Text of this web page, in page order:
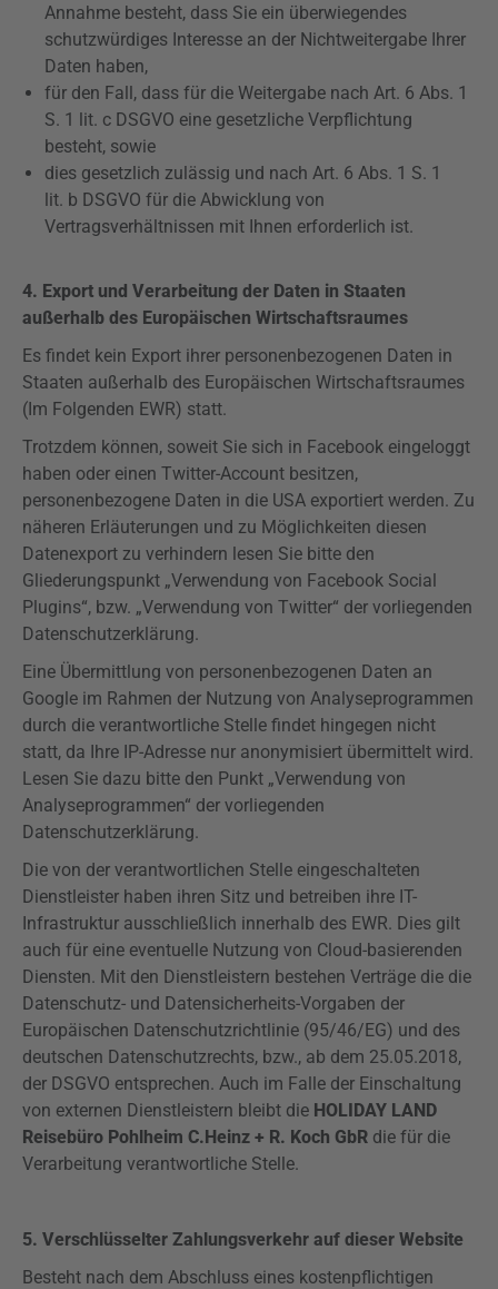
Annahme besteht, dass Sie ein überwiegendes
schutzwürdiges Interesse an der Nichtweitergabe Ihrer
Daten haben,
für den Fall, dass für die Weitergabe nach Art. 6 Abs. 1
S. 1 lit. c DSGVO eine gesetzliche Verpflichtung
besteht, sowie
dies gesetzlich zulässig und nach Art. 6 Abs. 1 S. 1
lit. b DSGVO für die Abwicklung von
Vertragsverhältnissen mit Ihnen erforderlich ist.
4. Export und Verarbeitung der Daten in Staaten
außerhalb des Europäischen Wirtschaftsraumes
Es findet kein Export ihrer personenbezogenen Daten in
Staaten außerhalb des Europäischen Wirtschaftsraumes
(Im Folgenden EWR) statt.
Trotzdem können, soweit Sie sich in Facebook eingeloggt
haben oder einen Twitter-Account besitzen,
personenbezogene Daten in die USA exportiert werden. Zu
näheren Erläuterungen und zu Möglichkeiten diesen
Datenexport zu verhindern lesen Sie bitte den
Gliederungspunkt „Verwendung von Facebook Social
Plugins“, bzw. „Verwendung von Twitter“ der vorliegenden
Datenschutzerklärung.
Eine Übermittlung von personenbezogenen Daten an
Google im Rahmen der Nutzung von Analyseprogrammen
durch die verantwortliche Stelle findet hingegen nicht
statt, da Ihre IP-Adresse nur anonymisiert übermittelt wird.
Lesen Sie dazu bitte den Punkt „Verwendung von
Analyseprogrammen“ der vorliegenden
Datenschutzerklärung.
Die von der verantwortlichen Stelle eingeschalteten
Dienstleister haben ihren Sitz und betreiben ihre IT-
Infrastruktur ausschließlich innerhalb des EWR. Dies gilt
auch für eine eventuelle Nutzung von Cloud-basierenden
Diensten. Mit den Dienstleistern bestehen Verträge die die
Datenschutz- und Datensicherheits-Vorgaben der
Europäischen Datenschutzrichtlinie (95/46/EG) und des
deutschen Datenschutzrechts, bzw., ab dem 25.05.2018,
der DSGVO entsprechen. Auch im Falle der Einschaltung
von externen Dienstleistern bleibt die HOLIDAY LAND
Reisebüro Pohlheim C.Heinz + R. Koch GbR die für die
Verarbeitung verantwortliche Stelle.
5. Verschlüsselter Zahlungsverkehr auf dieser Website
Besteht nach dem Abschluss eines kostenpflichtigen